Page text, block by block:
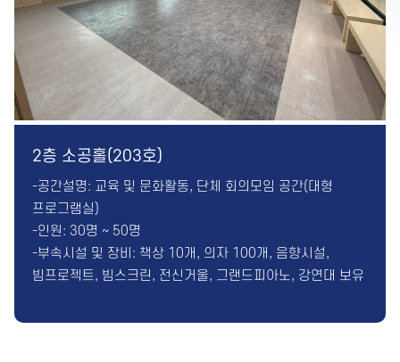
2층 소공홀(203호)
-공간설명: 교육 및 문화활동, 단체 회의모임 공간(대형
프로그램실)
-인원: 30명 ~ 50명
-부속시설 및 장비: 책상 10개, 의자 100개, 음향시설,
빔프로젝트, 빔스크린, 전신거울, 그랜드피아노, 강연대 보유